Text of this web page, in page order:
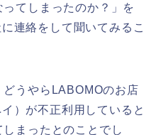
てしまったのか？」を
連絡をして聞いてみるこ
うやらLABOMOのお店
）が不正利用していると
まったとのことでし